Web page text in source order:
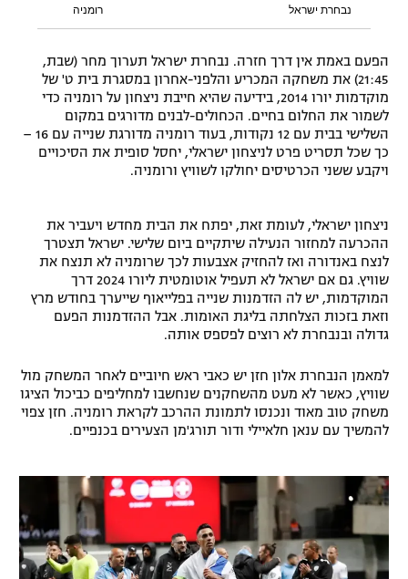
מדיניות פרטיות
תקנון פעילות ספורט 1
הצטרפות לחבילת הערוצים
לוח דרושים – ג'ובנט
תגיות
המגזין
אומנויות לחימה
גיימינג E-Sports
נבחרת ישראל רומניה
הפעם באמת אין דרך חזרה. נבחרת ישראל תערוך מחר (שבת,
21:45) את משחקה המכריע והלפני-אחרון במסגרת בית ט' של
מוקדמות יורו 2014, בידיעה שהיא חייבת ניצחון על רומניה כדי
לשמור את החלום בחיים. הכחולים-לבנים מדורגים במקום
השלישי בבית עם 12 נקודות, בעוד רומניה מדורגת שנייה עם 16 –
כך שכל תסריט פרט לניצחון ישראלי, יחסל סופית את הסיכויים
ויקבע ששני הכרטיסים יחולקו לשוויץ ורומניה.
ניצחון ישראלי, לעומת זאת, יפתח את הבית מחדש ויעביר את
ההכרעה למחזור הנעילה שיתקיים ביום שלישי. ישראל תצטרך
לנצח באנדורה ואז להחזיק אצבעות לכך שרומניה לא תנצח את
שוויץ. גם אם ישראל לא תעפיל אוטומטית ליורו 2024 דרך
המוקדמות, יש לה הזדמנות שנייה בפלייאוף שייערך בחודש מרץ
וזאת בזכות הצלחתה בליגת האומות. אבל ההזדמנות הפעם
גדולה ובנבחרת לא רוצים לפספס אותה.
למאמן הנבחרת אלון חזן יש כאבי ראש חיוביים לאחר המשחק מול
שוויץ, כאשר לא מעט מהשחקנים שנחשבו למחליפים כביכול הציגו
משחק טוב מאוד ונכנסו לתמונת ההרכב לקראת רומניה. חזן צפוי
להמשיך עם ענאן חלאיילי ודור תורג'מן הצעירים בכנפיים.